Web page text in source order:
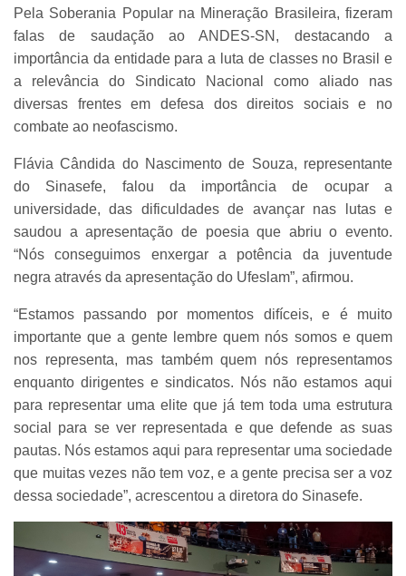
Pela Soberania Popular na Mineração Brasileira, fizeram
falas de saudação ao ANDES-SN, destacando a
importância da entidade para a luta de classes no Brasil e
a relevância do Sindicato Nacional como aliado nas
diversas frentes em defesa dos direitos sociais e no
combate ao neofascismo.
Flávia Cândida do Nascimento de Souza, representante
do Sinasefe, falou da importância de ocupar a
universidade, das dificuldades de avançar nas lutas e
saudou a apresentação de poesia que abriu o evento.
“Nós conseguimos enxergar a potência da juventude
negra através da apresentação do Ufeslam”, afirmou.
“Estamos passando por momentos difíceis, e é muito
importante que a gente lembre quem nós somos e quem
nos representa, mas também quem nós representamos
enquanto dirigentes e sindicatos. Nós não estamos aqui
para representar uma elite que já tem toda uma estrutura
social para se ver representada e que defende as suas
pautas. Nós estamos aqui para representar uma sociedade
que muitas vezes não tem voz, e a gente precisa ser a voz
dessa sociedade”, acrescentou a diretora do Sinasefe.